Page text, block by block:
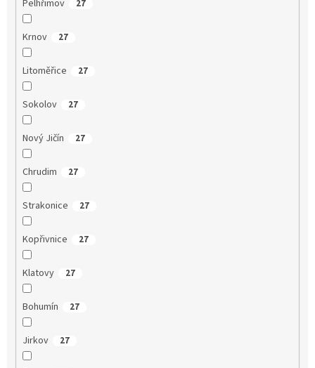
Pelhřimov 27
Krnov 27
Litoměřice 27
Sokolov 27
Nový Jičín 27
Chrudim 27
Strakonice 27
Kopřivnice 27
Klatovy 27
Bohumín 27
Jirkov 27